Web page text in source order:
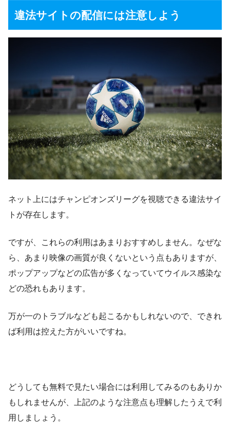
違法サイトの配信には注意しよう
ネット上にはチャンピオンズリーグを視聴できる違法サイ
トが存在します。
ですが、これらの利用はあまりおすすめしません。なぜな
ら、あまり映像の画質が良くないという点もありますが、
ポップアップなどの広告が多くなっていてウイルス感染な
どの恐れもあります。
万が一のトラブルなども起こるかもしれないので、できれ
ば利用は控えた方がいいですね。
どうしても無料で見たい場合には利用してみるのもありか
もしれませんが、上記のような注意点も理解したうえで利
用しましょう。